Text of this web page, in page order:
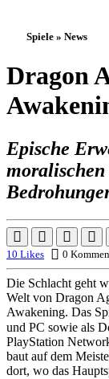
Spiele » News
Dragon
Epische
10 Likes
0
Die Schlacht geht
Welt von Dragon
Awakening. Das
und PC sowie als
PlayStation
baut auf dem
dort, wo das